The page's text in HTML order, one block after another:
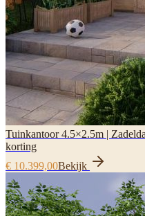
Tuinkantoor 4.5×2.5m |
korting
€ 10.399,00Bekijk